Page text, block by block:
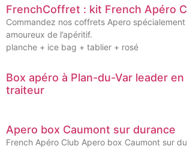
FrenchCoffret : kit French Apéro
Commandez nos coffrets Apero
amoureux de l’apéritif.
planche + ice bag + tablier + rosé
Box apéro à Plan-du-Var leader
traiteur
Apero box Caumont sur durance
French Apéro Club Apero box Caumont sur